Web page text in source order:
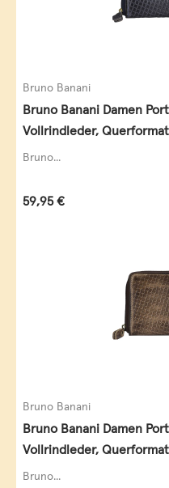
Bruno Banani
Bruno Banani Damen
Vollrindleder,
Bruno...
Regulärer Preis:
59,95 €
Bruno Banani
Bruno Banani Damen
Vollrindleder,
Bruno...